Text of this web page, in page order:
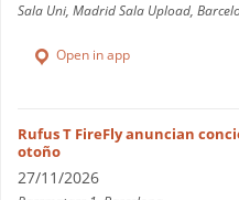
Sala Uni, Madrid Sala Upload,
Open in app
Rufus T FireFly anuncian
otoño
27/11/2026